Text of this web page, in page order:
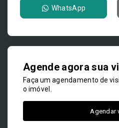
WhatsApp
Agende agora sua
Faça um agendamento de
o imóvel.
Agendar